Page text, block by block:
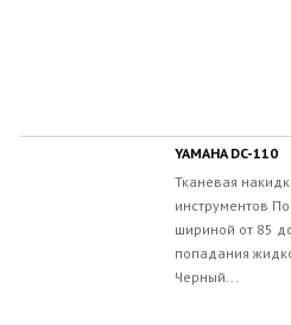
YAMAHA DC-110
Тканевая
инструментов
шириной от 85
попадания
Черный...